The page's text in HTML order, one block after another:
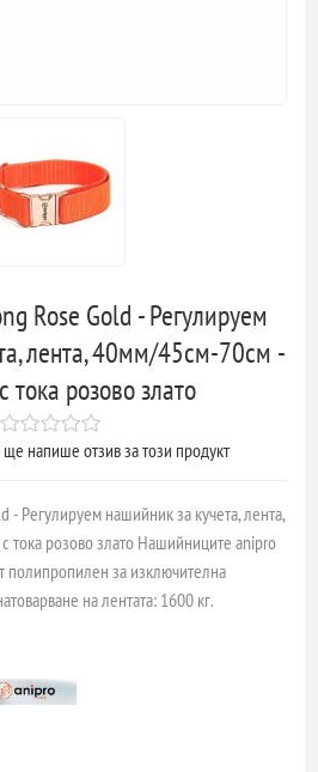
Rose Gold - Регулируем
лента, 40мм/45см-70см -
тока розово злато
напише отзив за този продукт
- Регулируем нашийник за кучета, лента,
розово злато Нашийниците anipro
полипропилен за изключителна
на лентата: 1600 кг.